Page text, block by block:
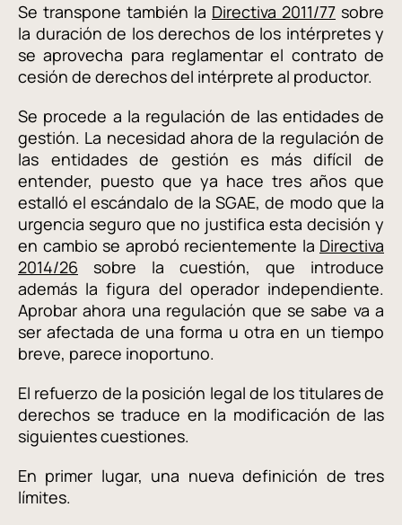
Se transpone también la Directiva 2011/77 sobre
la duración de los derechos de los intérpretes y
se aprovecha para reglamentar el contrato de
cesión de derechos del intérprete al productor.
Se procede a la regulación de las entidades de
gestión. La necesidad ahora de la regulación de
las entidades de gestión es más difícil de
entender, puesto que ya hace tres años que
estalló el escándalo de la SGAE, de modo que la
urgencia seguro que no justifica esta decisión y
en cambio se aprobó recientemente la Directiva
2014/26 sobre la cuestión, que introduce
además la figura del operador independiente.
Aprobar ahora una regulación que se sabe va a
ser afectada de una forma u otra en un tiempo
breve, parece inoportuno.
El refuerzo de la posición legal de los titulares de
derechos se traduce en la modificación de las
siguientes cuestiones.
En primer lugar, una nueva definición de tres
límites.